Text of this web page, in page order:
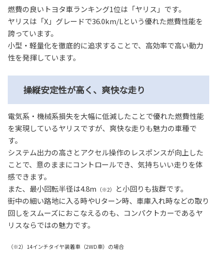
燃費の良いトヨタ車ランキング1位は「ヤリス」です。
ヤリスは「X」グレードで36.0km/Lという優れた燃費性能を
誇っています。
小型・軽量化を徹底的に追求することで、高効率で高い動力
性を発揮しています。
操縦安定性が高く、爽快な走り
電気系・機械系損失を大幅に低減したことで優れた燃費性能
を実現しているヤリスですが、爽快な走りも魅力の車種で
す。
システム出力の高さとアクセル操作のレスポンスが向上した
ことで、意のままにコントロールでき、気持ちいい走りを体
感できます。
また、最小回転半径は4.8m （※2）
と小回りも抜群です。
街中の細い路地に入る時やUターン時、車庫入れ時などの取り
回しをスムーズにおこなえるのも、コンパクトカーであるヤ
リスならではの魅力です。
（※2）14インチタイヤ装着車（2WD車）の場合